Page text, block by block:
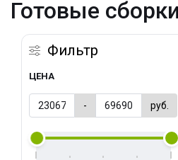
Готовые
Фильтр
ЦЕНА
- руб.